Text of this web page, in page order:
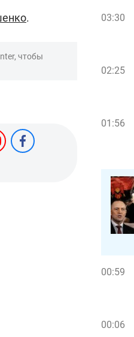
.
чтобы
03:30
02:25
01:56
00:59
00:06